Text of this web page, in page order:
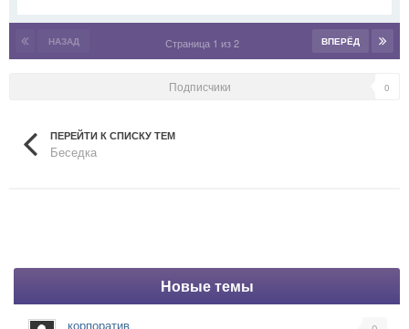
НАЗАД ВПЕРЁД
Страница 1 из 2
Подписчики 0
ПЕРЕЙТИ К СПИСКУ ТЕМ
Беседка
Новые темы
корпоратив